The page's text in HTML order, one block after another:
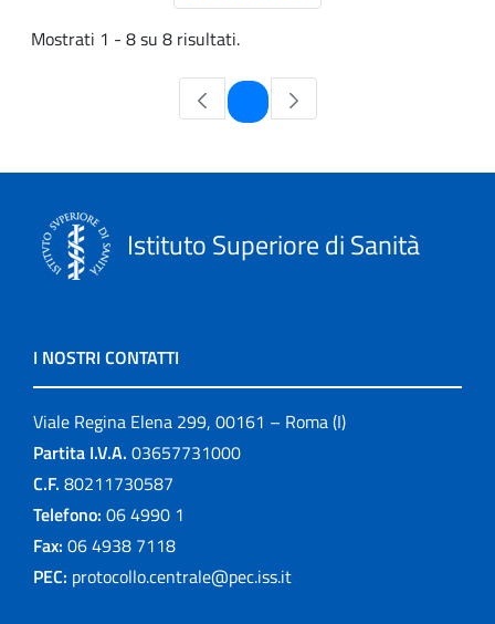
Mostrati 1 - 8 su 8 risultati.
Pagina
Istituto Superiore di Sanità
I NOSTRI CONTATTI
Viale Regina Elena 299, 00161 – Roma (I)
Partita I.V.A. 03657731000
C.F. 80211730587
Telefono: 06 4990 1
Fax: 06 4938 7118
PEC: protocollo.centrale@pec.iss.it